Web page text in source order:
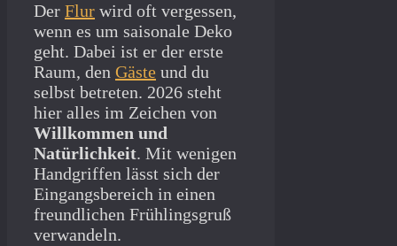
Der Flur wird oft vergessen,
wenn es um saisonale Deko
geht. Dabei ist er der erste
Raum, den Gäste und du
selbst betreten. 2026 steht
hier alles im Zeichen von
Willkommen und
Natürlichkeit. Mit wenigen
Handgriffen lässt sich der
Eingangsbereich in einen
freundlichen Frühlingsgruß
verwandeln.